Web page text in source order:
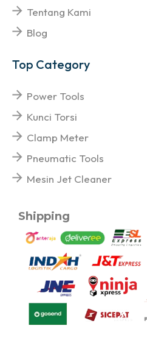
Tentang Kami
Blog
Top Category
Power Tools
Kunci Torsi
Clamp Meter
Pneumatic Tools
Mesin Jet Cleaner
Shipping